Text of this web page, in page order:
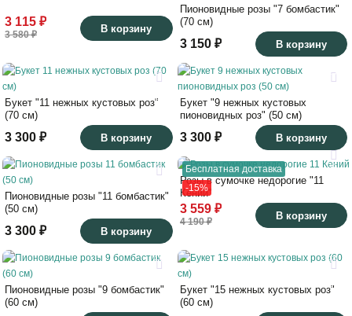
3 115 ₽
3 580 ₽ В корзину
Пионовидные розы "7 бомбастик"
(70 см)
3 150 ₽ В корзину
70
25
Букет "11 нежных кустовых роз"
(70 см)
3 300 ₽ В корзину
23
Букет "9 нежных кустовых
пионовидных роз" (50 см)
3 300 ₽ В корзину
28
Пионовидные розы "11 бомбастик"
(50 см)
3 300 ₽ В корзину
Бесплатная доставка
-15%
34
Розы в сумочке недорогие "11
Кений"
3 559 ₽
4 190 ₽ В корзину
23
Пионовидные розы "9 бомбастик"
(60 см)
60
27
Букет "15 нежных кустовых роз"
(60 см)